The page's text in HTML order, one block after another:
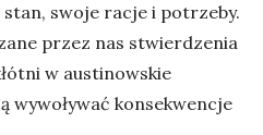
swoje racje i potrzeby.
przez nas stwierdzenia
w austinowskie
konsekwencje